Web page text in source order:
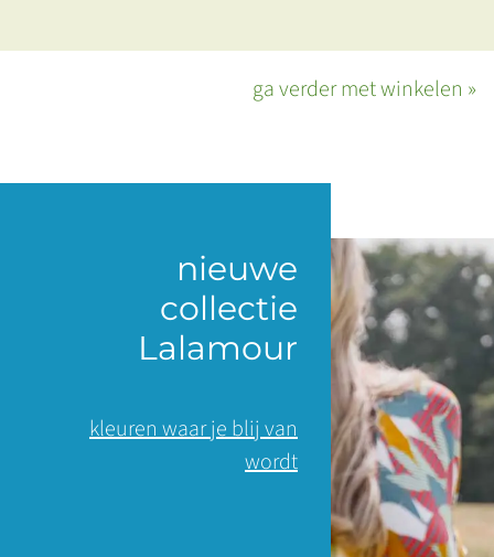
ga verder met winkelen »
nieuwe
collectie
Lalamour
kleuren waar je blij van
wordt